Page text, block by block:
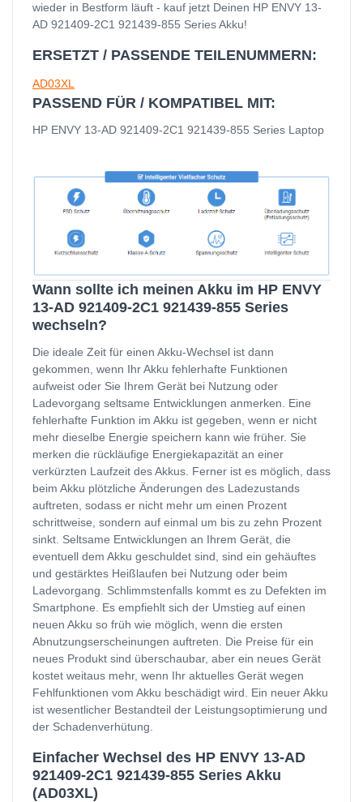
wieder in Bestform läuft - kauf jetzt Deinen HP ENVY 13-
AD 921409-2C1 921439-855 Series Akku!
ERSETZT / PASSENDE TEILENUMMERN:
AD03XL
PASSEND FÜR / KOMPATIBEL MIT:
HP ENVY 13-AD 921409-2C1 921439-855 Series Laptop
Wann sollte ich meinen Akku im HP ENVY
13-AD 921409-2C1 921439-855 Series
wechseln?
Die ideale Zeit für einen Akku-Wechsel ist dann
gekommen, wenn Ihr Akku fehlerhafte Funktionen
aufweist oder Sie Ihrem Gerät bei Nutzung oder
Ladevorgang seltsame Entwicklungen anmerken. Eine
fehlerhafte Funktion im Akku ist gegeben, wenn er nicht
mehr dieselbe Energie speichern kann wie früher. Sie
merken die rückläufige Energiekapazität an einer
verkürzten Laufzeit des Akkus. Ferner ist es möglich, dass
beim Akku plötzliche Änderungen des Ladezustands
auftreten, sodass er nicht mehr um einen Prozent
schrittweise, sondern auf einmal um bis zu zehn Prozent
sinkt. Seltsame Entwicklungen an Ihrem Gerät, die
eventuell dem Akku geschuldet sind, sind ein gehäuftes
und gestärktes Heißlaufen bei Nutzung oder beim
Ladevorgang. Schlimmstenfalls kommt es zu Defekten im
Smartphone. Es empfiehlt sich der Umstieg auf einen
neuen Akku so früh wie möglich, wenn die ersten
Abnutzungserscheinungen auftreten. Die Preise für ein
neues Produkt sind überschaubar, aber ein neues Gerät
kostet weitaus mehr, wenn Ihr aktuelles Gerät wegen
Fehlfunktionen vom Akku beschädigt wird. Ein neuer Akku
ist wesentlicher Bestandteil der Leistungsoptimierung und
der Schadenverhütung.
Einfacher Wechsel des HP ENVY 13-AD
921409-2C1 921439-855 Series Akku
(AD03XL)